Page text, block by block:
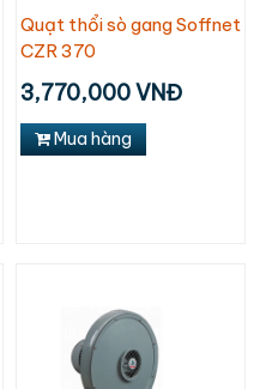
Quạt thổi sò gang Soffnet
CZR 370
3,770,000 VNĐ
Mua hàng